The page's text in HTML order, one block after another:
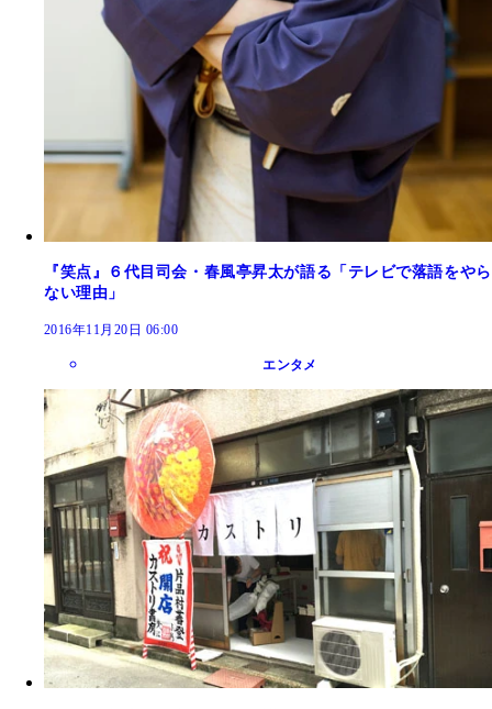
『笑点』６代目司会・春風亭昇太が語る「テレビで落語をやら
ない理由」
2016年11月20日 06:00
エンタメ